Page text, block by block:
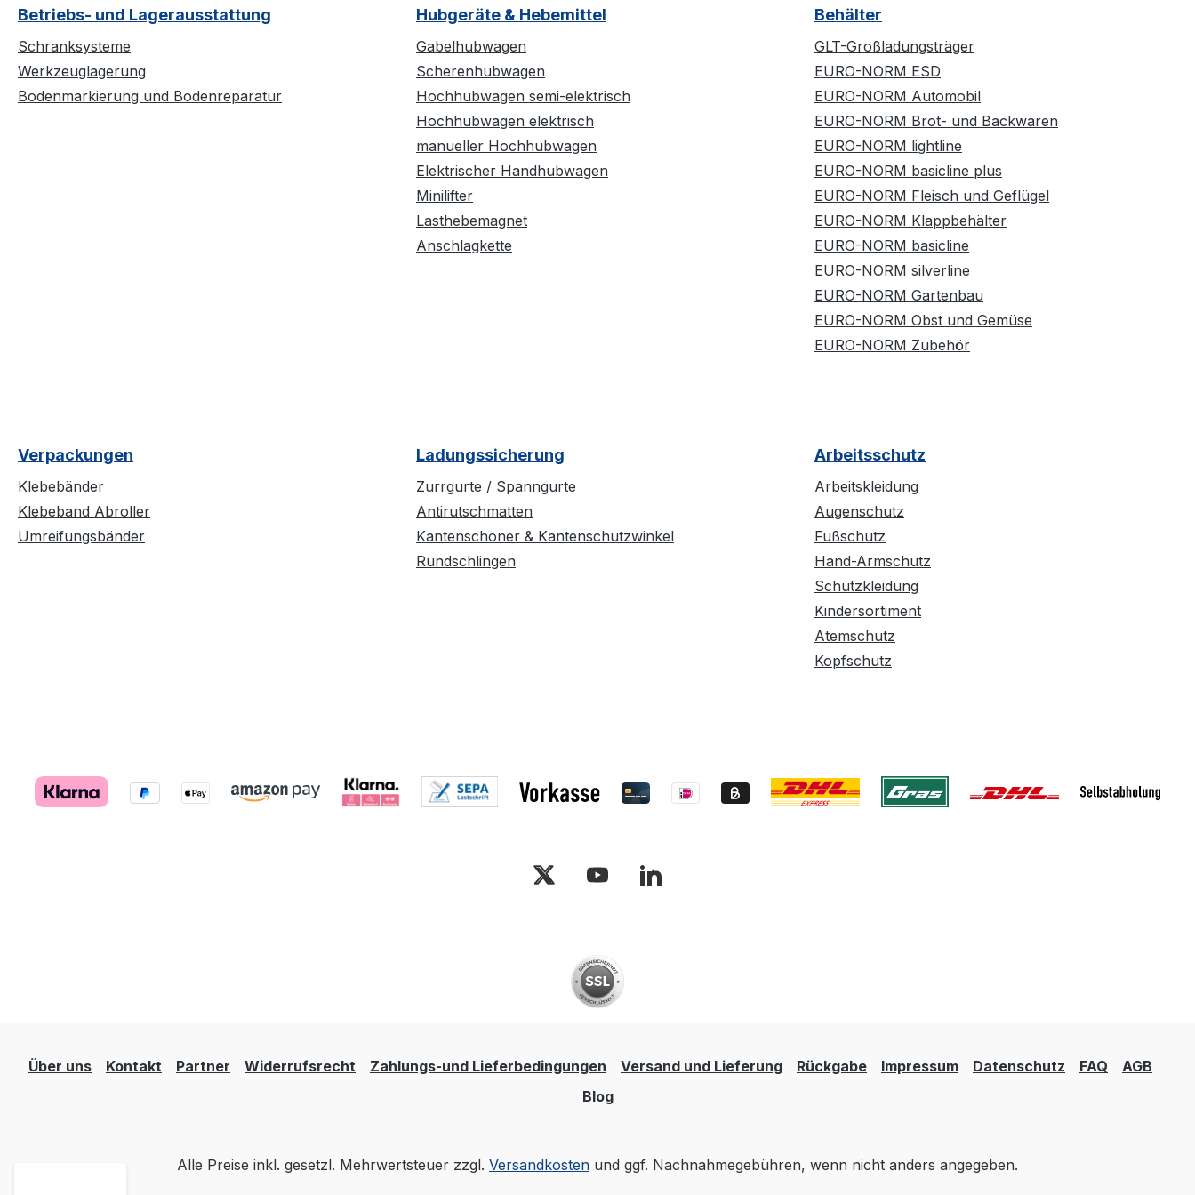
Betriebs- und Lagerausstattung
Schranksysteme
Werkzeuglagerung
Bodenmarkierung und Bodenreparatur
Hubgeräte & Hebemittel
Gabelhubwagen
Scherenhubwagen
Hochhubwagen semi-elektrisch
Hochhubwagen elektrisch
manueller Hochhubwagen
Elektrischer Handhubwagen
Minilifter
Lasthebemagnet
Anschlagkette
Behälter
GLT-Großladungsträger
EURO-NORM ESD
EURO-NORM Automobil
EURO-NORM Brot- und Backwaren
EURO-NORM lightline
EURO-NORM basicline plus
EURO-NORM Fleisch und Geflügel
EURO-NORM Klappbehälter
EURO-NORM basicline
EURO-NORM silverline
EURO-NORM Gartenbau
EURO-NORM Obst und Gemüse
EURO-NORM Zubehör
Verpackungen
Klebebänder
Klebeband Abroller
Umreifungsbänder
Ladungssicherung
Zurrgurte / Spanngurte
Antirutschmatten
Kantenschoner & Kantenschutzwinkel
Rundschlingen
Arbeitsschutz
Arbeitskleidung
Augenschutz
Fußschutz
Hand-Armschutz
Schutzkleidung
Kindersortiment
Atemschutz
Kopfschutz
Über uns Kontakt Partner Widerrufsrecht Zahlungs-und Lieferbedingungen Versand und Lieferung Rückgabe Impressum Datenschutz FAQ
AGB
Blog
Alle Preise inkl. gesetzl. Mehrwertsteuer zzgl. Versandkosten und ggf. Nachnahmegebühren, wenn nicht anders angegeben.